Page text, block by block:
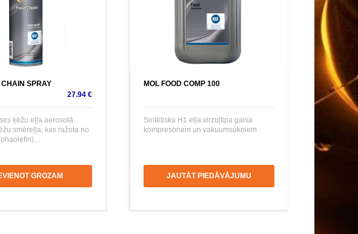
SPRAY
27.94 €
ķēžu eļļa aerosolā.
smēreļļa, kas ražota no
GROZAM
MOL FOOD COMP 100
Sintētiska H1 eļļa virzuļtipa gaisa
kompresoriem un vakuumsūkņiem
JAUTĀT PIEDĀVĀJUMU